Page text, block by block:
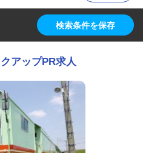
検索条件を保存
アップPR求人